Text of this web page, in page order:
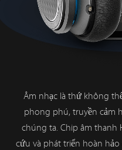
Âm nhạc là thứ không
phong phú, truyền cảm
chúng ta. Chip âm thanh
cứu và phát triển hoàn